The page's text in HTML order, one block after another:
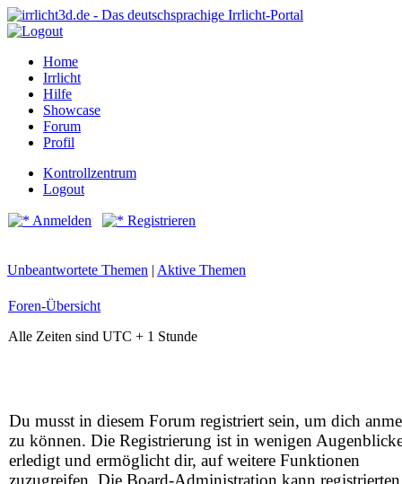
Home
Irrlicht
Hilfe
Showcase
Forum
Profil
Kontrollzentrum
Logout
Anmelden Registrieren
Unbeantwortete Themen | Aktive Themen
Foren-Übersicht
Alle Zeiten sind UTC + 1 Stunde
Du musst in diesem Forum registriert sein, um dich
zu können. Die Registrierung ist in wenigen
erledigt und ermöglicht dir, auf weitere Funktionen
zuzugreifen. Die Board-Administration kann registrierten